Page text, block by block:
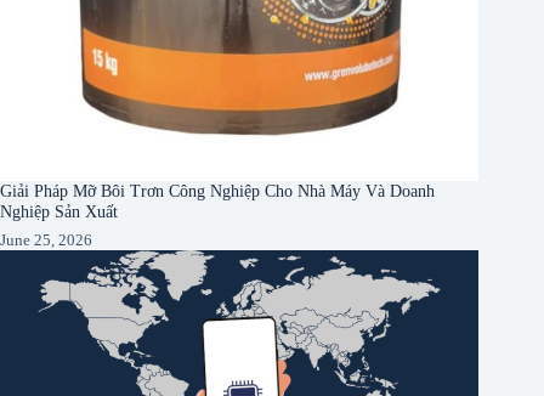
Giải Pháp Mỡ Bôi Trơn Công Nghiệp Cho Nhà Máy Và Doanh
Nghiệp Sản Xuất
June 25, 2026